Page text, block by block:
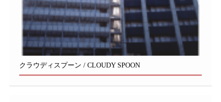
クラウディスプーン / CLOUDY SPOON